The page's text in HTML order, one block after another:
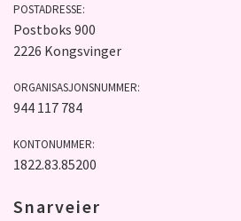
POSTADRESSE:
Postboks 900
2226 Kongsvinger
ORGANISASJONSNUMMER:
944 117 784
KONTONUMMER:
1822.83.85200
Snarveier